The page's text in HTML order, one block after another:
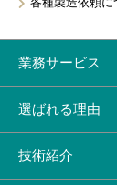
業務サービス
選ばれる理由
技術紹介